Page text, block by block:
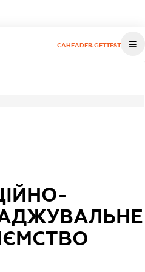
CAHEADER.GETTEST